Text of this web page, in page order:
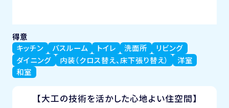
得意
キッチン
バスルーム トイレ 洗面所
リビング
ダイニング
内装（クロス替え、床下張り替え）
洋室
和室
【大工の技術を活かした心地よい住空間】